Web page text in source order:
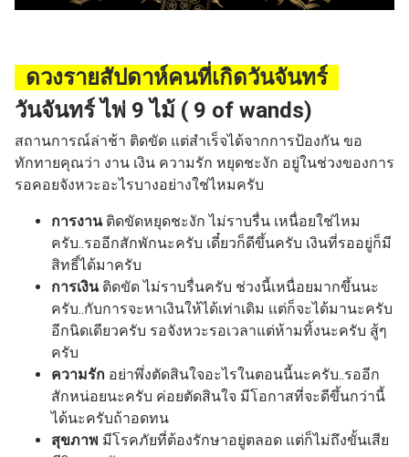
ดวงรายสัปดาห์คนที่เกิดวันจันทร์
วันจันทร์ ไพ่ 9 ไม้ ( 9 of wands)
สถานการณ์ล่าช้า ติดขัด แต่สำเร็จได้จากการป้องกัน ขอ
ทักทายคุณว่า งาน เงิน ความรัก หยุดชะงัก อยู่ในช่วงของการ
รอคอยจังหวะอะไรบางอย่างใช่ไหมครับ
การงานติดขัดหยุดชะงัก ไม่ราบรื่น เหนื่อยใช่ไหม
ครับ..รออีกสักพักนะครับ เดี๋ยวก็ดีขึ้นครับ เงินที่รออยู่ก็มี
สิทธิ์ได้มาครับ
การเงินติดขัด ไม่ราบรื่นครับ ช่วงนี้เหนื่อยมากขึ้นนะ
ครับ..กับการจะหาเงินให้ได้เท่าเดิม เเต่ก็จะได้มานะครับ
อีกนิดเดียวครับ รอจังหวะรอเวลาแต่ห้ามทิ้งนะครับ สู้ๆ
ครับ
ความรัก อย่าพึ่งตัดสินใจอะไรในตอนนี้นะครับ..รออีก
สักหน่อยนะครับ ค่อยตัดสินใจ มีโอกาสที่จะดีขึ้นกว่านี้
ได้นะครับถ้าอดทน
สุขภาพ มีโรคภัยที่ต้องรักษาอยู่ตลอด แต่ก็ไม่ถึงขั้นเสีย